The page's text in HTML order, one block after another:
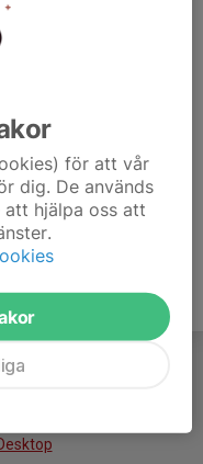
för att vår
dig. De används
hjälpa oss att